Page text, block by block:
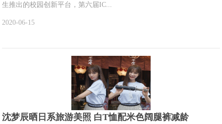
生推出的校园创新平台，第六届IC...
2020-06-15
沈梦辰晒日系旅游美照 白T恤配米色阔腿裤减龄